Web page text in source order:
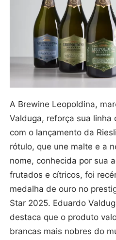
A Brewine Leopoldina,
Valduga, reforça sua linha
com o lançamento da
rótulo, que une malte e a
nome, conhecida por sua
frutados e cítricos, foi
medalha de ouro no
Star 2025. Eduardo
destaca que o produto
brancas mais nobres do